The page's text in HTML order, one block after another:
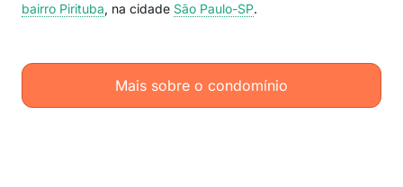
bairro Pirituba, na cidade São Paulo-SP.
Mais sobre o condomínio